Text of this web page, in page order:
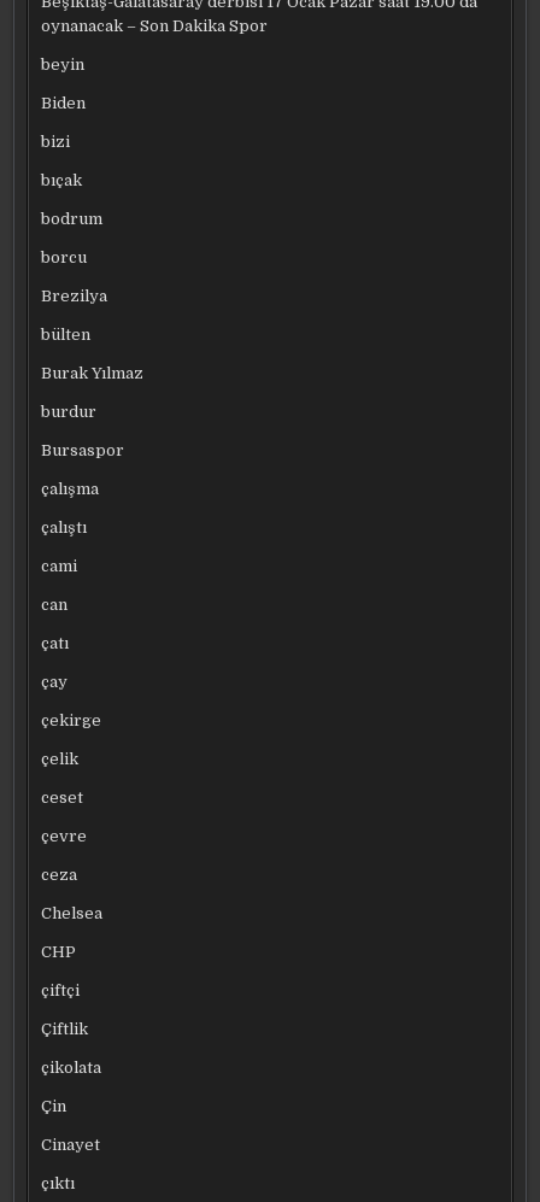
oynanacak – Son Dakika Spor
beyin
Biden
bizi
bıçak
bodrum
borcu
Brezilya
bülten
Burak Yılmaz
burdur
Bursaspor
çalışma
çalıştı
cami
can
çatı
çay
çekirge
çelik
ceset
çevre
ceza
Chelsea
CHP
çiftçi
Çiftlik
çikolata
Çin
Cinayet
çıktı